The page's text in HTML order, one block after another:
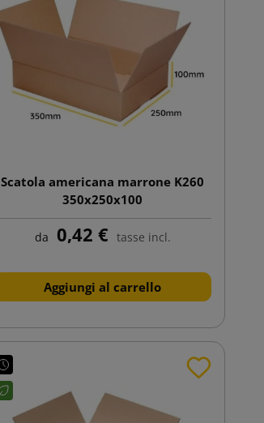
Scatola americana marrone K260
350x250x100
da 0,42 € tasse incl.
Aggiungi al carrello